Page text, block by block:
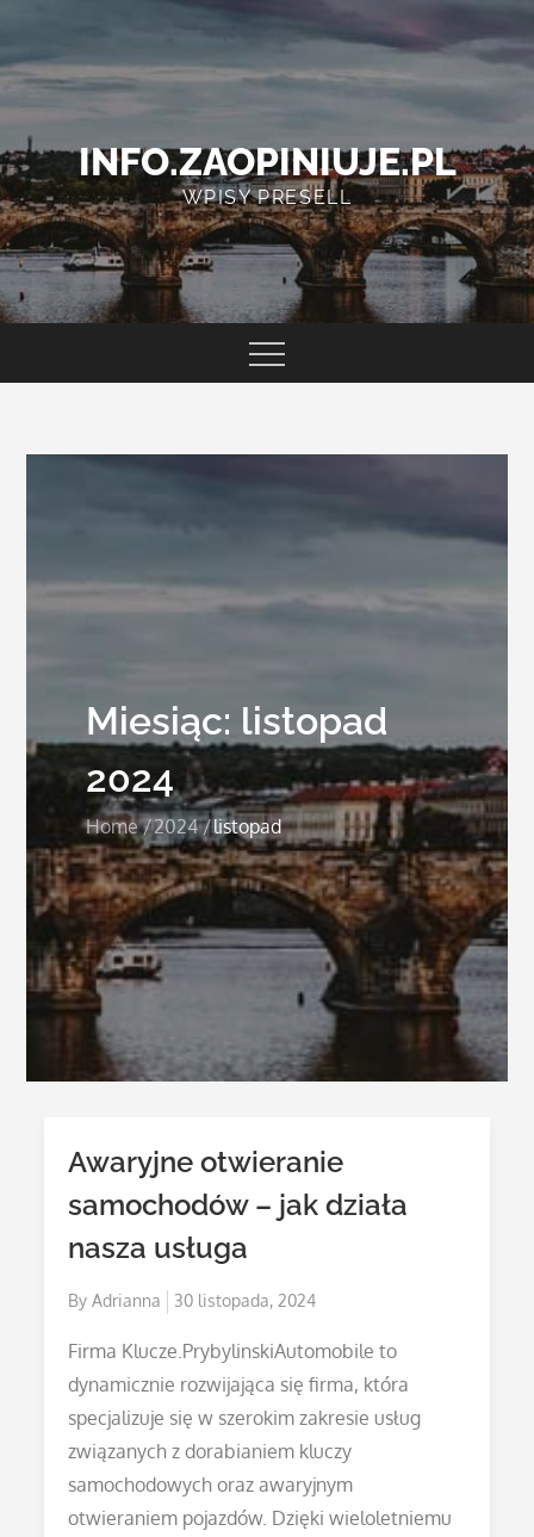
content
INFO.ZAOPINIUJE.PL
WPISY PRESELL
Miesiąc: listopad
2024
Home 2024 listopad
Awaryjne otwieranie
samochodów – jak działa
nasza usługa
ByAdrianna
Posted
30 listopada, 2024
Firma Klucze.PrybylinskiAutomobile to
dynamicznie rozwijająca się firma, która
specjalizuje się w szerokim zakresie usług
związanych z dorabianiem kluczy
samochodowych oraz awaryjnym
otwieraniem pojazdów. Dzięki wieloletniemu